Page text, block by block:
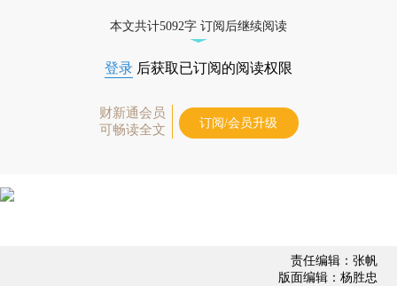
本文共计5092字 订阅后继续阅读
登录 后获取已订阅的阅读权限
财新通会员
可畅读全文
订阅/会员升级
责任编辑：张帆
版面编辑：杨胜忠